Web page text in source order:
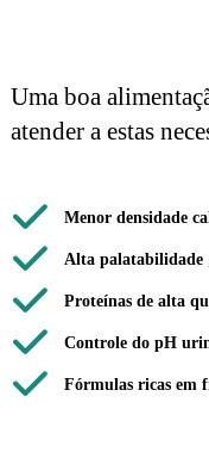
Uma boa
atender a estas
Menor densidade
Alta palatabilidade
Proteínas de alta
Controle do pH
Fórmulas ricas em